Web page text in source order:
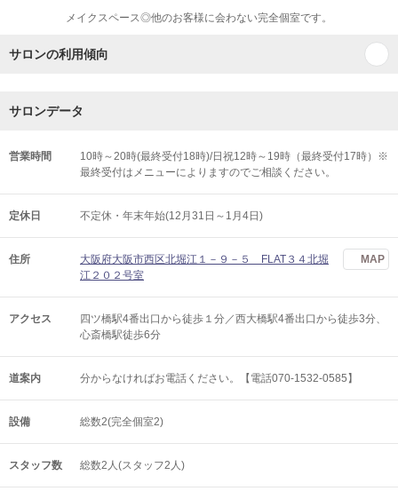
メイクスペース◎他のお客様に会わない完全個室です。
サロンの利用傾向
サロンデータ
営業時間
10時～20時(最終受付18時)/日祝12時～19時（最終受付17時）※
最終受付はメニューによりますのでご相談ください。
定休日 不定休・年末年始(12月31日～1月4日)
住所
大阪府大阪市西区北堀江１－９－５ FLAT３４北堀
江２０２号室
MAP
アクセス
四ツ橋駅4番出口から徒歩１分／西大橋駅4番出口から徒歩3分、
心斎橋駅徒歩6分
道案内 分からなければお電話ください。【電話070-1532-0585】
設備 総数2(完全個室2)
スタッフ数 総数2人(スタッフ2人)